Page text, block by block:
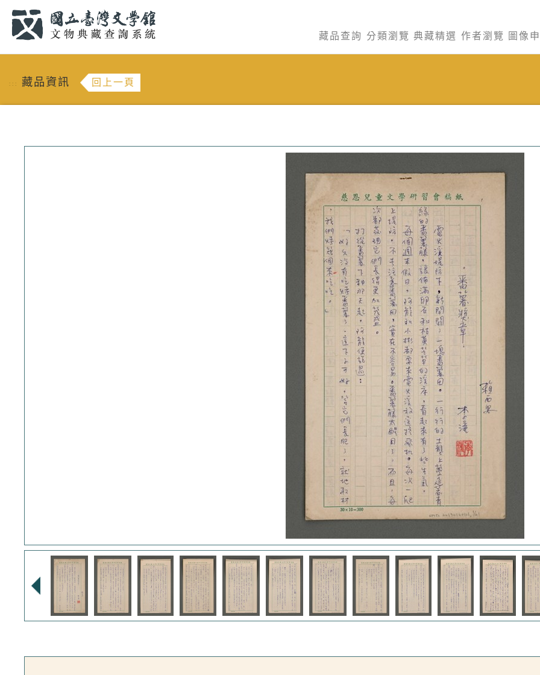
藏品查詢 分類瀏覽 典藏精選 作者瀏覽 圖像
::: 藏品資訊 回上一頁